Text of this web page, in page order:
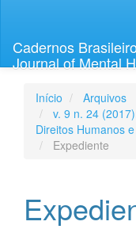
Lateral
Cadernos
Journal of Mental
Início
Arquivos
v. 9 n. 24
Direitos Humanos
Expediente